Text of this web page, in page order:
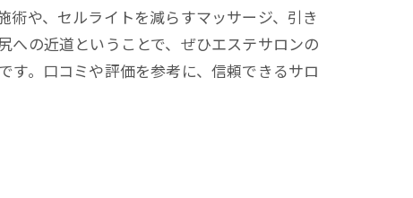
や、セルライトを減らすマッサージ、引き
への近道ということで、ぜひエステサロンの
。口コミや評価を参考に、信頼できるサロ